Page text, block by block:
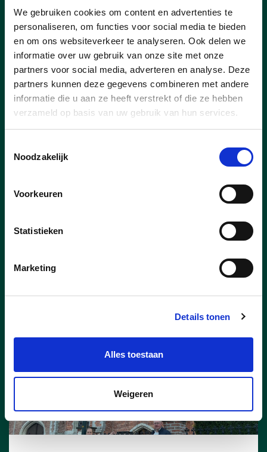
We gebruiken cookies om content en advertenties te
personaliseren, om functies voor social media te bieden
en om ons websiteverkeer te analyseren. Ook delen we
informatie over uw gebruik van onze site met onze
partners voor social media, adverteren en analyse. Deze
partners kunnen deze gegevens combineren met andere
informatie die u aan ze heeft verstrekt of die ze hebben
verzameld op basis van uw gebruik van hun services.
Noodzakelijk
Voorkeuren
Statistieken
Marketing
Details tonen
Alles toestaan
Weigeren
parlementsleden in het
kader van 'Ondernemend
Oost-Vlaanderen'
In het kader van het initiatief
'Ondernemend Oost-Vlaanderen'mocht
cd&v Plus Sint-Laureins op vrijdag 12 juni
de Oost-Vlaamse parlementsleden
Robrecht Bothuyne en Leentje Grillaert
verwelkomen voor een bedrijfsbezoek aan
een lokale ondernemer.
lees meer
LEENTJE GRILLAERT
ONDERNEMEND VLAANDEREN